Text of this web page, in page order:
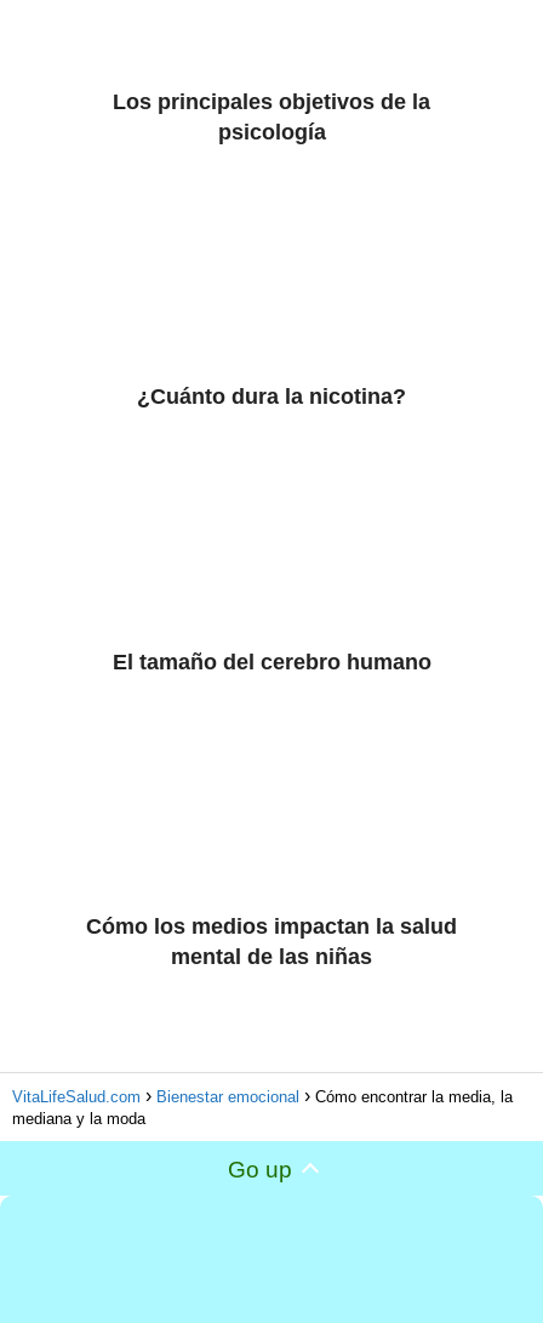
Los principales objetivos de la
psicología
¿Cuánto dura la nicotina?
El tamaño del cerebro humano
Cómo los medios impactan la salud
mental de las niñas
VitaLifeSalud.com Bienestar emocional
Cómo encontrar la media, la
mediana y la moda
Go up